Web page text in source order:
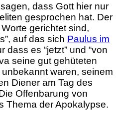
dass Gott hier nur
gesprochen hat. Der
gerichtet sind,
auf das sich Paulus im
dass es “jetzt” und “von
seine gut gehüteten
waren, seinem
Diener am Tag des
Offenbarung von
Thema der Apokalypse.